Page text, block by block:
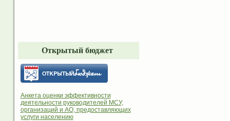
Открытый бюджет
Анкета оценки эффективности
деятельности руководителей МСУ,
организаций и АО, предоставляющих
услуги населению